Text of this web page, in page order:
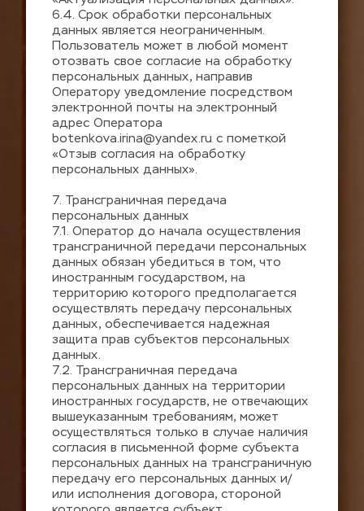
6.4. Срок обработки персональных
данных является неограниченным.
Пользователь может в любой момент
отозвать свое согласие на обработку
персональных данных, направив
Оператору уведомление посредством
электронной почты на электронный
botenkova.irina@yandex.ru с пометкой
«Отзыв согласия на обработку
персональных данных».
7. Трансграничная передача
персональных данных
7.1. Оператор до начала осуществления
трансграничной передачи персональных
данных обязан убедиться в том, что
иностранным государством, на
территорию которого предполагается
осуществлять передачу персональных
данных, обеспечивается надежная
защита прав субъектов персональных
данных.
7.2. Трансграничная передача
персональных данных на территории
иностранных государств, не отвечающих
вышеуказанным требованиям, может
осуществляться только в случае наличия
согласия в письменной форме субъекта
персональных данных на трансграничную
передачу его персональных данных и/
или исполнения договора, стороной